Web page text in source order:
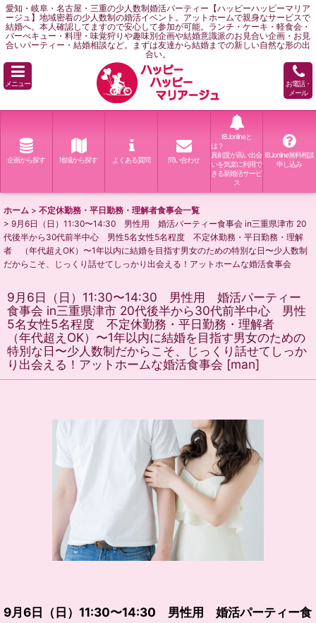
愛知・岐阜・名古屋・三重の少人数制婚活パーティー【ハッピーハッピーマリア
ージュ】地域密着の少人数制の婚活イベント。アットホームで親身なサービスで
結婚へ。本人確認してますので安心して参加が可能。ランチ・ケーキ・軽食会・
バーべキュー・料理・味覚狩りや趣味別企画や結婚意識派のお見合い企画・お見
合いパーティー・結婚相談など。まずは友達から結婚までの新しい自然な形の出
合い。
メニュー
お電話・
メール
企画から探す 地域から探す よくある質問 問い合わせ
IBJonlineと
は？
真剣度が高い出会
いを気楽に利用で
きる新婚活サービ
ス
IBJonline無料相談
申し込み
ホーム > 不定休勤務・平日勤務・理解者食事会一覧
> 9月6日（日）11:30〜14:30 男性用 婚活パーティー食事会 in三重県津市 20
代後半から30代前半中心 男性5名女性5名程度 不定休勤務・平日勤務・理解
者 （年代超えOK）〜1年以内に結婚を目指す男女のための特別な日〜少人数制
だからこそ、じっくり話せてしっかり出会える！アットホームな婚活食事会
9月6日（日）11:30〜14:30 男性用 婚活パーティー
食事会 in三重県津市 20代後半から30代前半中心 男性
5名女性5名程度 不定休勤務・平日勤務・理解者
（年代超えOK）〜1年以内に結婚を目指す男女のための
特別な日〜少人数制だからこそ、じっくり話せてしっか
り出会える！アットホームな婚活食事会 [man]
9月6日（日）11:30〜14:30 男性用 婚活パーティー食